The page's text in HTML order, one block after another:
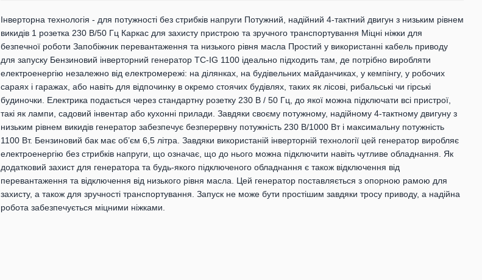
Інверторна технологія - для потужності без стрибків напруги Потужний, надійний 4-тактний двигун з низьким рівнем
викидів 1 розетка 230 В/50 Гц Каркас для захисту пристрою та зручного транспортування Міцні ніжки для
безпечної роботи Запобіжник перевантаження та низького рівня масла Простий у використанні кабель приводу
для запуску Бензиновий інверторний генератор TC-IG 1100 ідеально підходить там, де потрібно виробляти
електроенергію незалежно від електромережі: на ділянках, на будівельних майданчиках, у кемпінгу, у робочих
сараях і гаражах, або навіть для відпочинку в окремо стоячих будівлях, таких як лісові, рибальські чи гірські
будиночки. Електрика подається через стандартну розетку 230 В / 50 Гц, до якої можна підключати всі пристрої,
такі як лампи, садовий інвентар або кухонні прилади. Завдяки своєму потужному, надійному 4-тактному двигуну з
низьким рівнем викидів генератор забезпечує безперервну потужність 230 В/1000 Вт і максимальну потужність
1100 Вт. Бензиновий бак має об’єм 6,5 літра. Завдяки використаній інверторній технології цей генератор виробляє
електроенергію без стрибків напруги, що означає, що до нього можна підключити навіть чутливе обладнання. Як
додатковий захист для генератора та будь-якого підключеного обладнання є також відключення від
перевантаження та відключення від низького рівня масла. Цей генератор поставляється з опорною рамою для
захисту, а також для зручності транспортування. Запуск не може бути простішим завдяки тросу приводу, а надійна
робота забезпечується міцними ніжками.